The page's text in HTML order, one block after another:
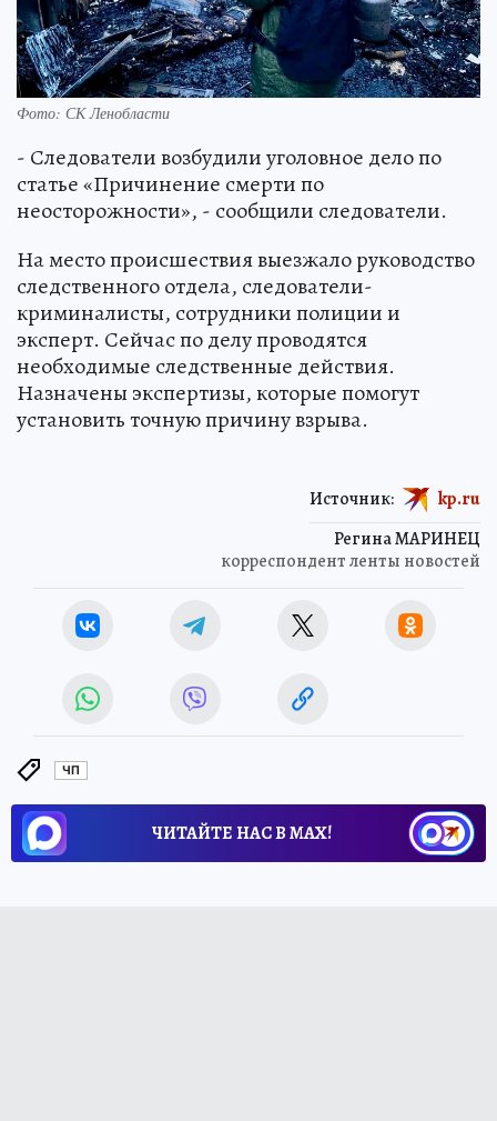
Фото: СК Ленобласти
- Следователи возбудили уголовное дело по
статье «Причинение смерти по
неосторожности», - сообщили следователи.
На место происшествия выезжало руководство
следственного отдела, следователи-
криминалисты, сотрудники полиции и
эксперт. Сейчас по делу проводятся
необходимые следственные действия.
Назначены экспертизы, которые помогут
установить точную причину взрыва.
Регина МАРИНЕЦ
корреспондент ленты новостей
Источник: kp.ru
ЧП
ЧИТАЙТЕ НАС В МАХ!